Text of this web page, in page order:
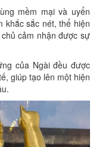
mềm mại và uyển
khắc sắc nét, thể hiện
cảm nhận được sự
của Ngài đều được
giúp tạo lên một hiện